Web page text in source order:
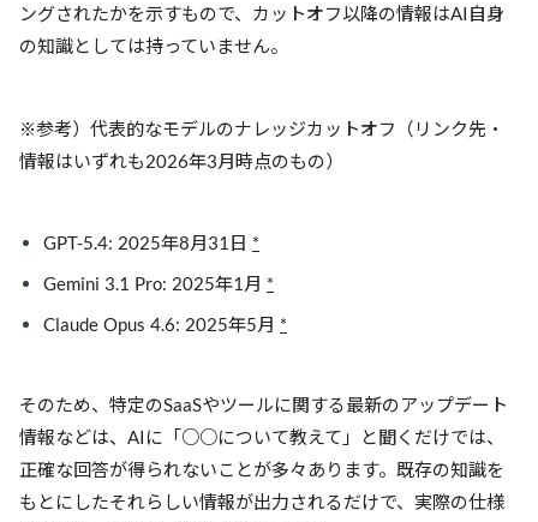
ングされたかを示すもので、カットオフ以降の情報はAI自身
の知識としては持っていません。
※参考）代表的なモデルのナレッジカットオフ（リンク先・
情報はいずれも2026年3月時点のもの）
GPT-5.4: 2025年8月31日 *
Gemini 3.1 Pro: 2025年1月 *
Claude Opus 4.6: 2025年5月 *
そのため、特定のSaaSやツールに関する最新のアップデート
情報などは、AIに「○○について教えて」と聞くだけでは、
正確な回答が得られないことが多々あります。既存の知識を
もとにしたそれらしい情報が出力されるだけで、実際の仕様